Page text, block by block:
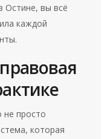
Остине, вы всё
каждой
не просто
которая